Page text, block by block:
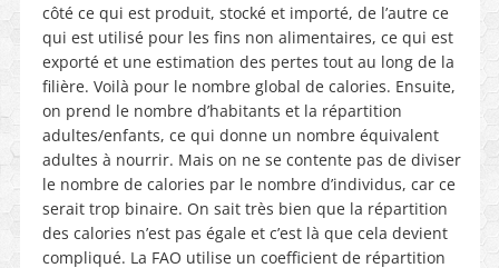
côté ce qui est produit, stocké et importé, de l’autre ce
qui est utilisé pour les fins non alimentaires, ce qui est
exporté et une estimation des pertes tout au long de la
filière. Voilà pour le nombre global de calories. Ensuite,
on prend le nombre d’habitants et la répartition
adultes/enfants, ce qui donne un nombre équivalent
adultes à nourrir. Mais on ne se contente pas de diviser
le nombre de calories par le nombre d’individus, car ce
serait trop binaire. On sait très bien que la répartition
des calories n’est pas égale et c’est là que cela devient
compliqué. La FAO utilise un coefficient de répartition